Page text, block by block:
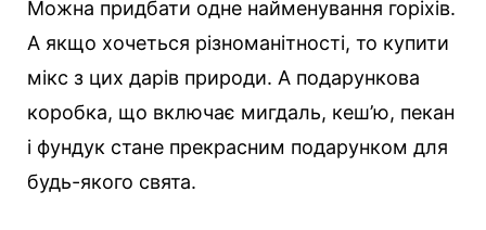
Можна придбати одне найменування горіхів.
А якщо хочеться різноманітності, то купити
мікс з цих дарів природи. А подарункова
коробка, що включає мигдаль, кеш’ю, пекан
і фундук стане прекрасним подарунком для
будь-якого свята.